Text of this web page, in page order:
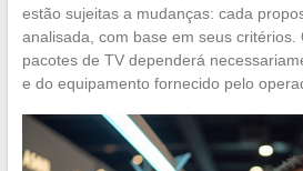
estão sujeitas a mudanças: cada
analisada, com base em seus critérios.
pacotes de TV dependerá
e do equipamento fornecido pelo